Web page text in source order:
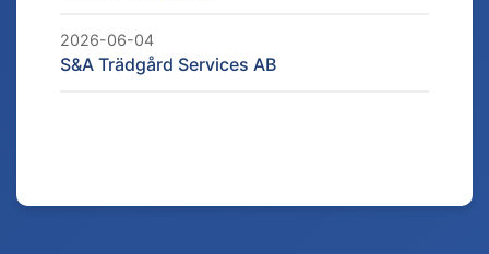
2026-06-04
S&A Trädgård Services AB